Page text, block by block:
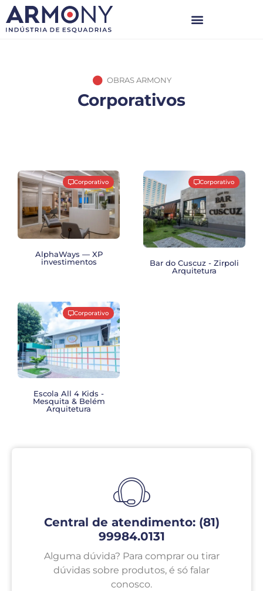
OBRAS ARMONY
Corporativos
Corporativo
AlphaWays — XP
investimentos
Corporativo
Bar do Cuscuz - Zirpoli
Arquitetura
Corporativo
Escola All 4 Kids -
Mesquita & Belém
Arquitetura
Central de atendimento: (81)
99984.0131
Alguma dúvida? Para comprar ou tirar
dúvidas sobre produtos, é só falar
conosco.